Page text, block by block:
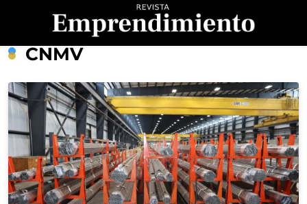
Revista
Emprendimiento
CNMV